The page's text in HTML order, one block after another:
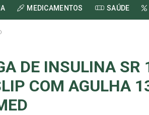
MEDICAMENTOS SAÚDE
DE INSULINA SR
COM AGULHA